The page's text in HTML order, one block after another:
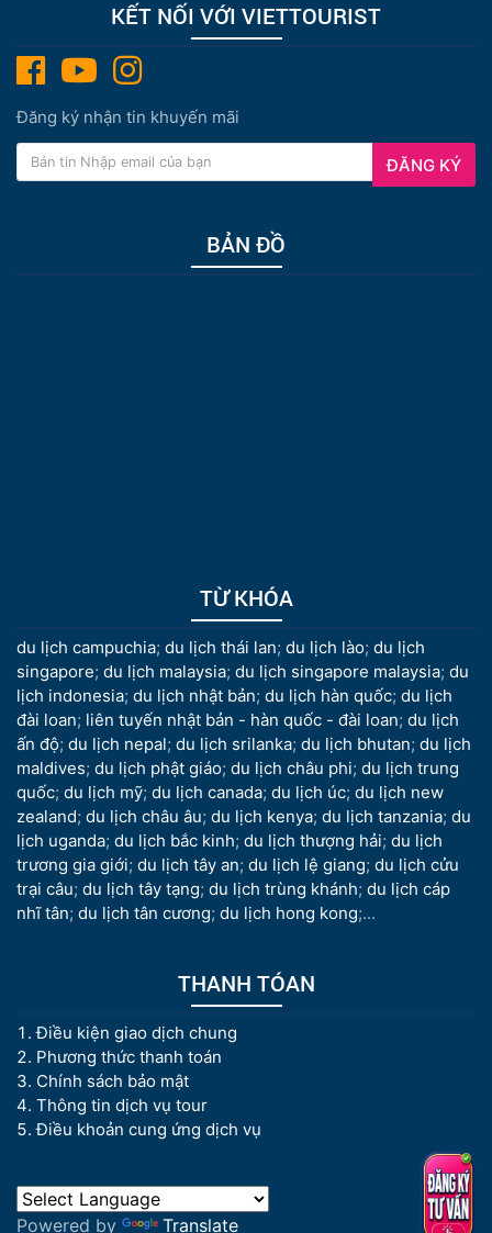
KẾT NỐI VỚI VIETTOURIST
Đăng ký nhận tin khuyến mãi
ĐĂNG KÝ
BẢN ĐỒ
TỪ KHÓA
du lịch campuchia; du lịch thái lan; du lịch lào; du lịch
singapore; du lịch malaysia; du lịch singapore malaysia; du
lịch indonesia; du lịch nhật bản; du lịch hàn quốc; du lịch
đài loan; liên tuyến nhật bản - hàn quốc - đài loan; du lịch
ấn độ; du lịch nepal; du lịch srilanka; du lịch bhutan; du lịch
maldives; du lịch phật giáo; du lịch châu phi; du lịch trung
quốc; du lịch mỹ; du lịch canada; du lịch úc; du lịch new
zealand; du lịch châu âu; du lịch kenya; du lịch tanzania; du
lịch uganda; du lịch bắc kinh; du lịch thượng hải; du lịch
trương gia giới; du lịch tây an; du lịch lệ giang; du lịch cửu
trại câu; du lịch tây tạng; du lịch trùng khánh; du lịch cáp
nhĩ tân; du lịch tân cương; du lịch hong kong;...
THANH TÓAN
Điều kiện giao dịch chung
Phương thức thanh toán
Chính sách bảo mật
Thông tin dịch vụ tour
Điều khoản cung ứng dịch vụ
Powered by Translate